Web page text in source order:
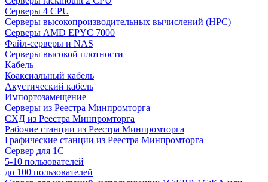
Серверы 4 CPU
Серверы высокопроизводительных вычислений (HPC)
Серверы AMD EPYC 7000
Файл-серверы и NAS
Серверы высокой плотности
Кабель
Коаксиальный кабель
Акустический кабель
Импортозамещение
Серверы из Реестра Минпромторга
СХД из Реестра Минпромторга
Рабочие станции из Реестра Минпромторга
Графические станции из Реестра Минпромторга
Сервер для 1С
5-10 пользователей
до 100 пользователей